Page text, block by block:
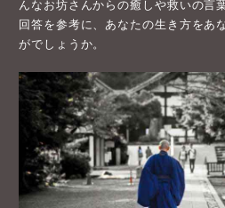
んなお坊さんからの癒しや救いの言
回答を参考に、あなたの生き方をあ
がでしょうか。